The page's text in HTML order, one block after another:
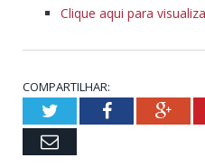
Clique aqui para
COMPARTILHAR:
TwitterFacebook
Email